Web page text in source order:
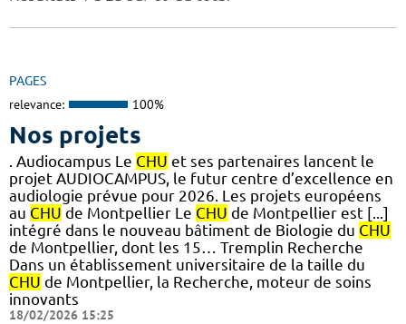
PAGES
relevance: 100%
Nos projets
. Audiocampus Le CHU et ses partenaires lancent le
projet AUDIOCAMPUS, le futur centre d’excellence en
audiologie prévue pour 2026. Les projets européens
au CHU de Montpellier Le CHU de Montpellier est [...]
intégré dans le nouveau bâtiment de Biologie du CHU
de Montpellier, dont les 15… Tremplin Recherche
Dans un établissement universitaire de la taille du
CHU de Montpellier, la Recherche, moteur de soins
innovants
18/02/2026 15:25